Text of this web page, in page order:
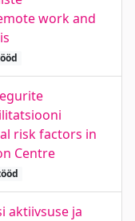
work and
risk factors in
Centre
aktiivsuse ja